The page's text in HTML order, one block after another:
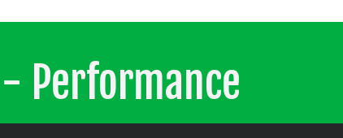
Performance